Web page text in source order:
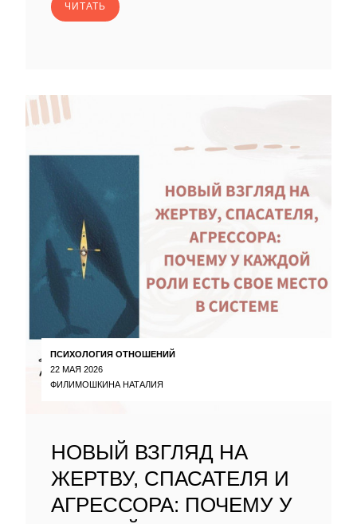
ЧИТАТЬ
ПСИХОЛОГИЯ ОТНОШЕНИЙ
22 МАЯ 2026
ФИЛИМОШКИНА НАТАЛИЯ
НОВЫЙ ВЗГЛЯД НА
ЖЕРТВУ, СПАСАТЕЛЯ И
АГРЕССОРА: ПОЧЕМУ У